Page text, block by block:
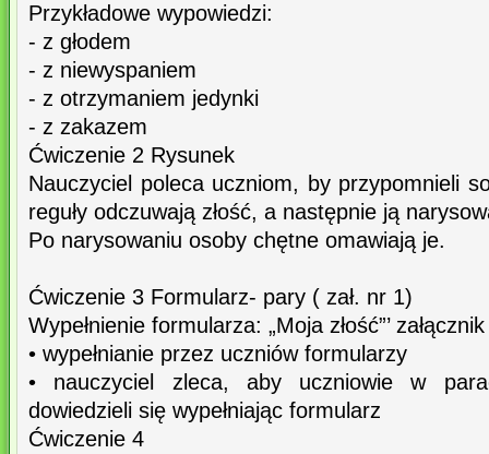
Przykładowe wypowiedzi:
- z głodem
- z niewyspaniem
- z otrzymaniem jedynki
- z zakazem
Ćwiczenie 2 Rysunek
Nauczyciel poleca uczniom, by przypomnieli
reguły odczuwają złość, a następnie ją
Po narysowaniu osoby chętne omawiają je.
Ćwiczenie 3 Formularz- pary ( zał. nr 1)
Wypełnienie formularza: „Moja złość”’
• wypełnianie przez uczniów formularzy
• nauczyciel zleca, aby uczniowie w
dowiedzieli się wypełniając formularz
Ćwiczenie 4